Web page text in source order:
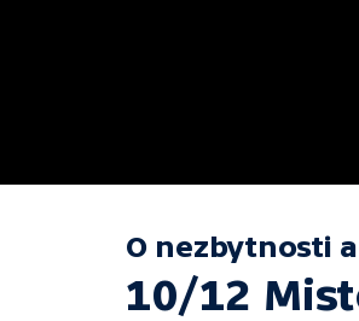
O nezbytnosti
10/12